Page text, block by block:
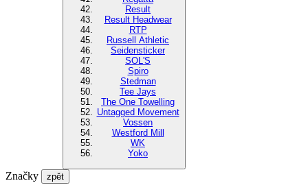
Result
Result Headwear
RTP
Russell Athletic
Seidensticker
SOL'S
Spiro
Stedman
Tee Jays
The One Towelling
Untagged Movement
Vossen
Westford Mill
WK
Yoko
Značky zpět